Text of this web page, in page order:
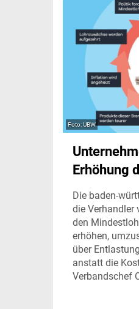
UBW
Erhöhung
Die baden-
die Verhandler
den
erhöhen,
über
anstatt die
Verbandschef